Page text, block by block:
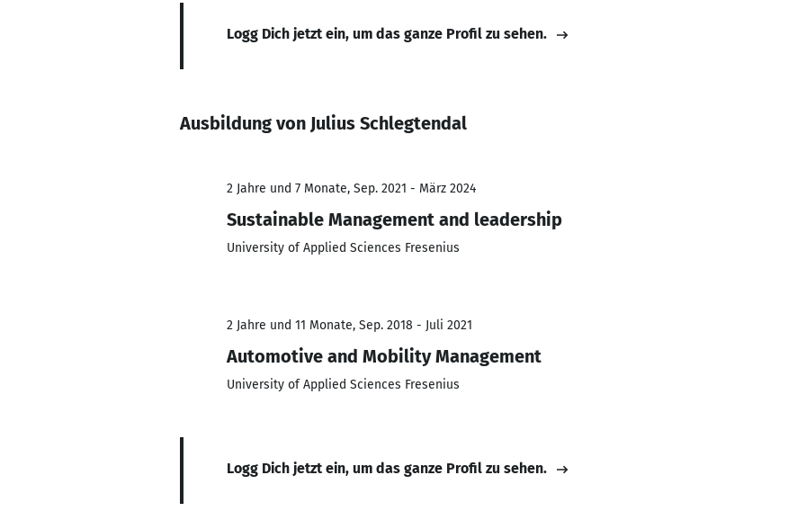
Logg Dich jetzt ein, um das ganze Profil zu sehen.
Ausbildung von Julius Schlegtendal
2 Jahre und 7 Monate, Sep. 2021 - März 2024
Sustainable Management and leadership
University of Applied Sciences Fresenius
2 Jahre und 11 Monate, Sep. 2018 - Juli 2021
Automotive and Mobility Management
University of Applied Sciences Fresenius
Logg Dich jetzt ein, um das ganze Profil zu sehen.